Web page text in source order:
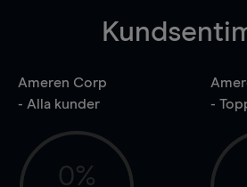
Ameren Corp
- Alla kunder
0%
-